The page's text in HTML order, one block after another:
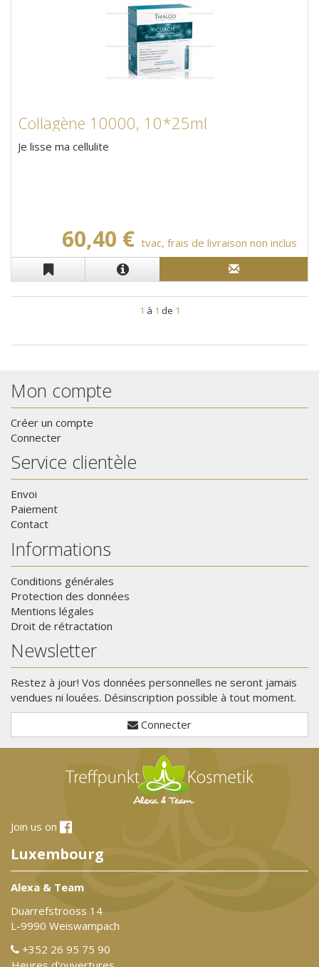
Collagène 10000, 10*25ml
Je lisse ma cellulite
60,40 € tvac, frais de livraison non inclus
1 à 1 de 1
Mon compte
Créer un compte
Connecter
Service clientèle
Envoi
Paiement
Contact
Informations
Conditions générales
Protection des données
Mentions légales
Droit de rétractation
Newsletter
Restez à jour! Vos données personnelles ne seront jamais
vendues ni louées. Désinscription possible à tout moment.
Connecter
Join us on
Luxembourg
Alexa & Team
Duarrefstrooss 14
L-9990 Weiswampach
+352 26 95 75 90